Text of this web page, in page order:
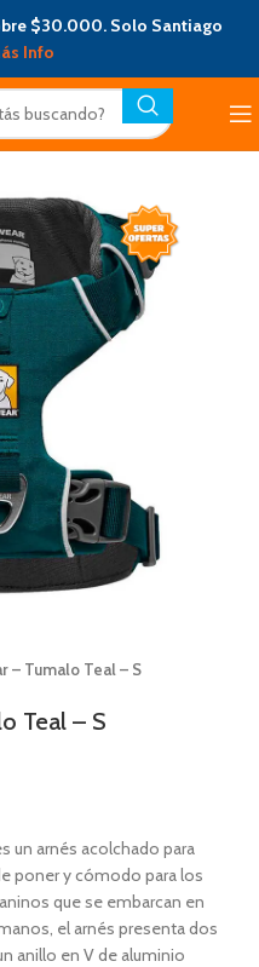
$30.000. Solo Santiago
Info
– Tumalo Teal – S
Teal – S
un arnés acolchado para
poner y cómodo para los
que se embarcan en
el arnés presenta dos
anillo en V de aluminio